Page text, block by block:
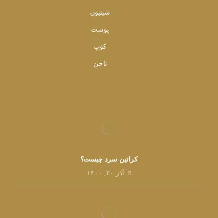
شینیون
پوست
کوپ
ناخن
کراتین سرد چیست؟
آذر ۳۰, ۱۴۰۰